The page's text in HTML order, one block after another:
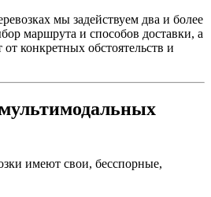
мы задействуем два и более
маршрута и способов доставки, а
конкретных обстоятельств и
имеют свои, бесспорные,